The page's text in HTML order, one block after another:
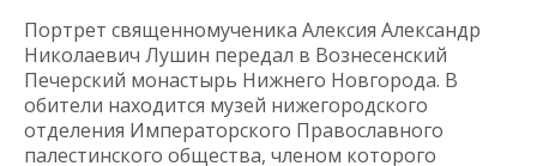
Портрет священномученика Алексия Александр
Николаевич Лушин передал в Вознесенский
Печерский монастырь Нижнего Новгорода. В
обители находится музей нижегородского
отделения Императорского Православного
палестинского общества, членом которого